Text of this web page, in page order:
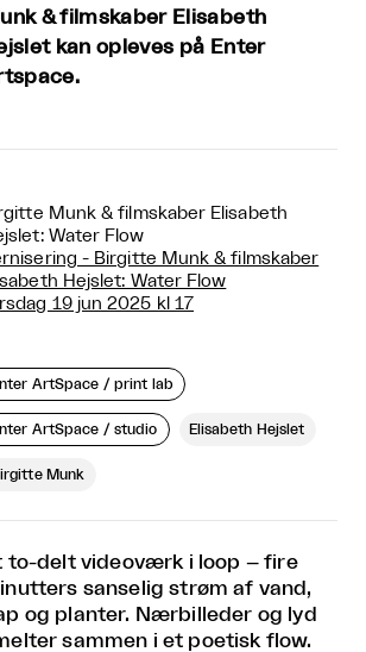
& filmskaber Elisabeth
kan opleves på Enter
Munk & filmskaber Elisabeth
Water Flow
- Birgitte Munk & filmskaber
Hejslet: Water Flow
19 jun 2025 kl 17
ArtSpace / print lab
ArtSpace / studio Elisabeth Hejslet
Munk
to-delt videoværk i loop – fire
sanselig strøm af vand,
og planter. Nærbilleder og lyd
sammen i et poetisk flow.